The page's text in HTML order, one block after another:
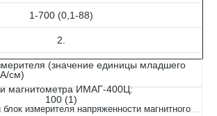
1-700 (0,1-88)
2.
(значение единицы младшего
см)
100 (1)
магнитометра ИМАГ-400Ц:
измерителя напряженности магнитного